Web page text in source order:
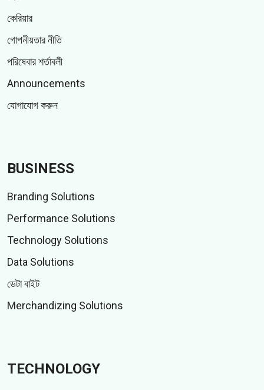
কেরিয়ার
গোপনীয়তার নীতি
পরিষেবার শর্তাবলী
Announcements
যোগাযোগ করুন
BUSINESS
Branding Solutions
Performance Solutions
Technology Solutions
Data Solutions
ডেটা বাইট
Merchandizing Solutions
TECHNOLOGY